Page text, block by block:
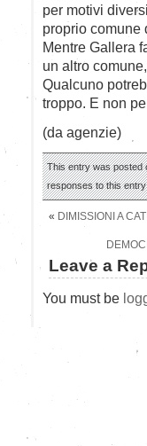
per motivi
proprio comune
Mentre Gallera
un altro
Qualcuno
troppo. E non
(da agenzie)
This entry was posted
responses to this
« DIMISSIONI A
Leave a
You must be